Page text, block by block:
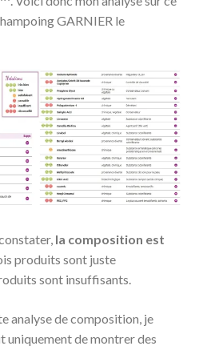
GARNIER le
la composition est
produits sont juste
sont insuffisants.
analyse de composition, je
uniquement de montrer des